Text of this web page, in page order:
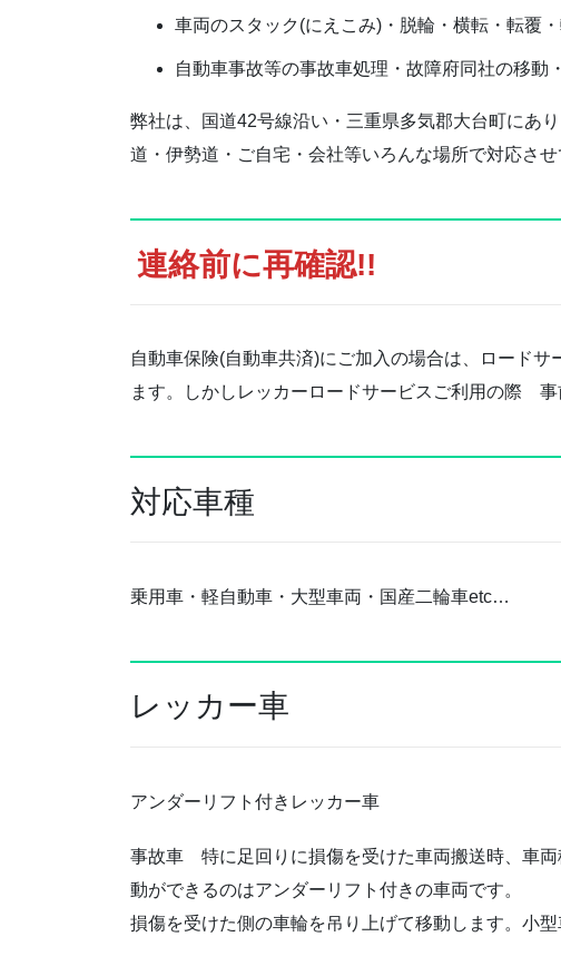
車両のスタック(にえこみ)・脱輪・横転・転覆
自動車事故等の事故車処理・故障府同社の移動
弊社は、国道42号線沿い・三重県多気郡大台町にあ
道・伊勢道・ご自宅・会社等いろんな場所で対応さ
連絡前に再確認!!
自動車保険(自動車共済)にご加入の場合は、ロード
ます。しかしレッカーロードサービスご利用の際
対応車種
乗用車・軽自動車・大型車両・国産二輪車etc…
レッカー車
アンダーリフト付きレッカー車
事故車 特に足回りに損傷を受けた車両搬送時、車
動ができるのはアンダーリフト付きの車両です。
損傷を受けた側の車輪を吊り上げて移動します。小